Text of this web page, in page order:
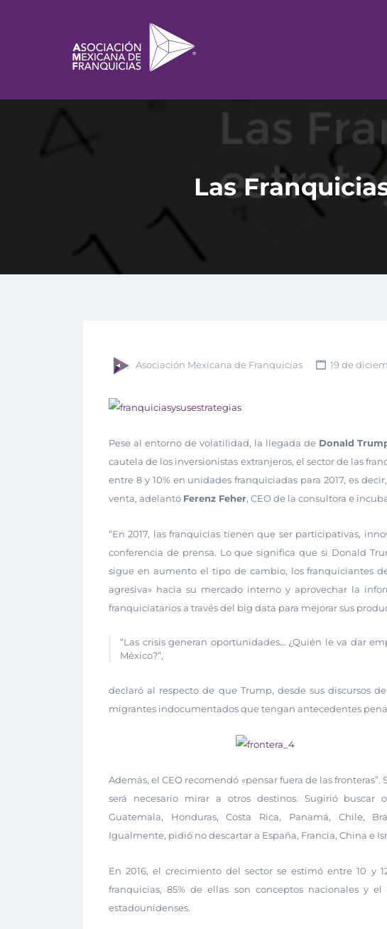
Las
Asociación Mexicana de Franquicias 19 de
Pese al entorno de volatilidad, la llegada de Donald
cautela de los inversionistas extranjeros, el sector de las
entre 8 y 10% en unidades franquiciadas para 2017, es
venta, adelantó Ferenz Feher, CEO de la consultora e
“En 2017, las franquicias tienen que ser participativas,
conferencia de prensa. Lo que significa que si Donald
sigue en aumento el tipo de cambio, los franquiciantes
agresiva» hacia su mercado interno y aprovechar la
franquiciatarios a través del big data para mejorar sus
“Las crisis generan oportunidades… ¿Quién le va dar
México?”,
declaró al respecto de que Trump, desde sus discursos
migrantes indocumentados que tengan antecedentes
Además, el CEO recomendó «pensar fuera de las
será necesario mirar a otros destinos. Sugirió buscar
Guatemala, Honduras, Costa Rica, Panamá, Chile,
Igualmente, pidió no descartar a España, Francia, China e
En 2016, el crecimiento del sector se estimó entre 10 y
franquicias, 85% de ellas son conceptos nacionales y
estadounidenses.